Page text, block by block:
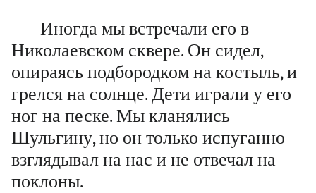
Иногда мы встречали его в
Николаевском сквере. Он сидел,
опираясь подбородком на костыль, и
грелся на солнце. Дети играли у его
ног на песке. Мы кланялись
Шульгину, но он только испуганно
взглядывал на нас и не отвечал на
поклоны.